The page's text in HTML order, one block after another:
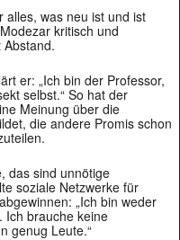
alles, was neu ist und ist
kritisch und
er: „Ich bin der Professor,
selbst.“ So hat der
Meinung über die
die andere Promis schon
das sind unnötige
soziale Netzwerke für
„Ich bin weder
Ich brauche keine
genug Leute.“